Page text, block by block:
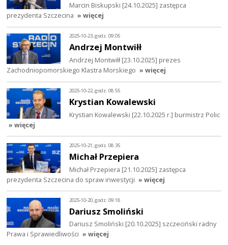
Marcin Biskupski [24.10.2025] zastępca
prezydenta Szczecina » więcej
2025-10-23, godz. 09:05
Andrzej Montwiłł
Andrzej Montwiłł [23.10.2025] prezes
Zachodniopomorskiego Klastra Morskiego » więcej
2025-10-22, godz. 08:55
Krystian Kowalewski
Krystian Kowalewski [22.10.2025 r.] burmistrz Polic
» więcej
2025-10-21, godz. 08:35
Michał Przepiera
Michał Przepiera [21.10.2025] zastępca
prezydenta Szczecina do spraw inwestycji » więcej
2025-10-20, godz. 09:18
Dariusz Smoliński
Dariusz Smoliński [20.10.2025] szczeciński radny
Prawa i Sprawiedliwości » więcej